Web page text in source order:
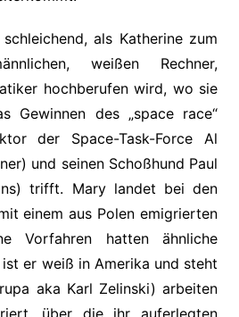
als Katherine zum
weißen Rechner,
hochberufen wird, wo sie
Gewinnen des „space race“
der Space-Task-Force Al
und seinen Schoßhund Paul
trifft. Mary landet bei den
einem aus Polen emigrierten
Vorfahren hatten ähnliche
er weiß in Amerika und steht
aka Karl Zelinski) arbeiten